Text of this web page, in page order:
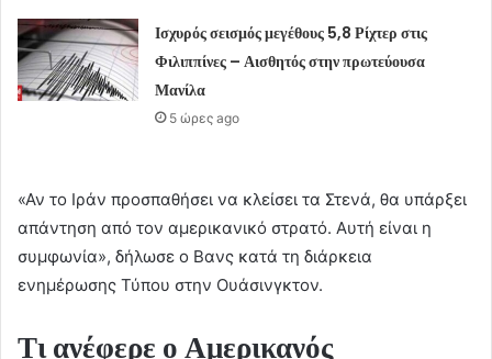
Ισχυρός σεισμός μεγέθους 5,8 Ρίχτερ στις
Φιλιππίνες – Αισθητός στην πρωτεύουσα
Μανίλα
5 ώρες ago
«Αν το Ιράν προσπαθήσει να κλείσει τα Στενά, θα υπάρξει
απάντηση από τον αμερικανικό στρατό. Αυτή είναι η
συμφωνία», δήλωσε ο Βανς κατά τη διάρκεια
ενημέρωσης Τύπου στην Ουάσινγκτον.
Τι ανέφερε ο Αμερικανός